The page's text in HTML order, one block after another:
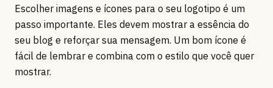
Escolher imagens e ícones para o seu logotipo é um
passo importante. Eles devem mostrar a essência do
seu blog e reforçar sua mensagem. Um bom ícone é
fácil de lembrar e combina com o estilo que você quer
mostrar.